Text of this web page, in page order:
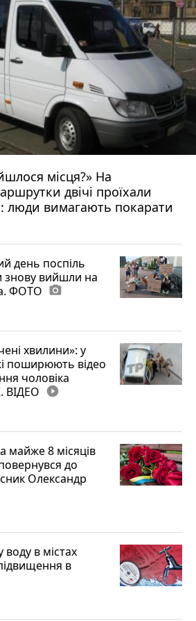
місця?» На
двічі проїхали
люди вимагають покарати
день поспіль
знову вийшли на
ФОТО photo_camera
хвилини»: у
поширюють відео
чоловіка
ВІДЕО play_circle_filled
майже 8 місяців
до
Олександр
в містах
в